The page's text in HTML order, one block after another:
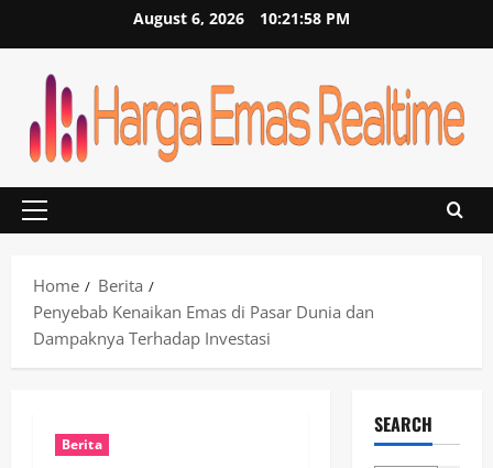
August 6, 2026 10:21:58 PM
Primary
Home
Berita
Penyebab Kenaikan Emas di Pasar Dunia dan
Dampaknya Terhadap Investasi
Berita
SEARCH